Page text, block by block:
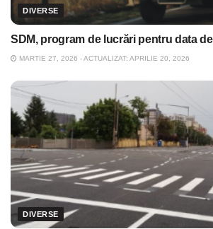
DIVERSE
SDM, program de lucrări pentru data
MARTIE 27, 2026 - ACTUALIZAT: APRILIE 20, 2026
DIVERSE